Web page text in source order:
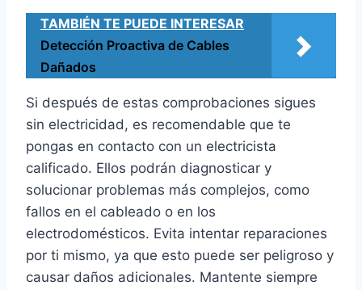
TAMBIÉN TE PUEDE INTERESAR
Detección Proactiva de Cables
Dañados
Si después de estas comprobaciones sigues
sin electricidad, es recomendable que te
pongas en contacto con un electricista
calificado. Ellos podrán diagnosticar y
solucionar problemas más complejos, como
fallos en el cableado o en los
electrodomésticos. Evita intentar reparaciones
por ti mismo, ya que esto puede ser peligroso y
causar daños adicionales. Mantente siempre